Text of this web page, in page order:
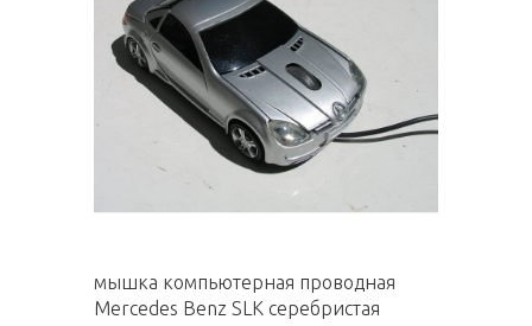
мышка компьютерная проводная
Mercedes Benz SLK серебристая